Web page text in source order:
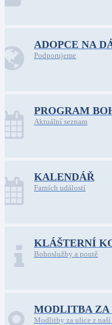
ADOPCE NA
Podporujeme
PROGRAM
Aktuální seznam
KALENDÁŘ
Farních událostí
KLÁŠTERNÍ
Bohoslužby a poutě
MODLITBA ZA
Modlitby za ulice z naší